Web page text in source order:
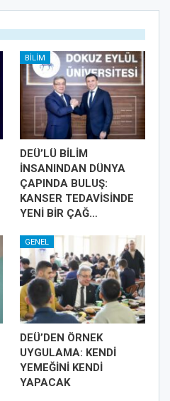
BILIM
DEÜ’LÜ BİLİM
İNSANINDAN DÜNYA
ÇAPINDA BULUŞ:
KANSER TEDAVİSİNDE
YENİ BİR ÇAĞ…
GENEL
DEÜ’DEN ÖRNEK
UYGULAMA: KENDİ
YEMEĞİNİ KENDİ
YAPACAK